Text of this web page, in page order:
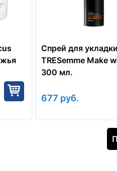
Спрей для укладки
TRESemme Make
300 мл.
677 руб.